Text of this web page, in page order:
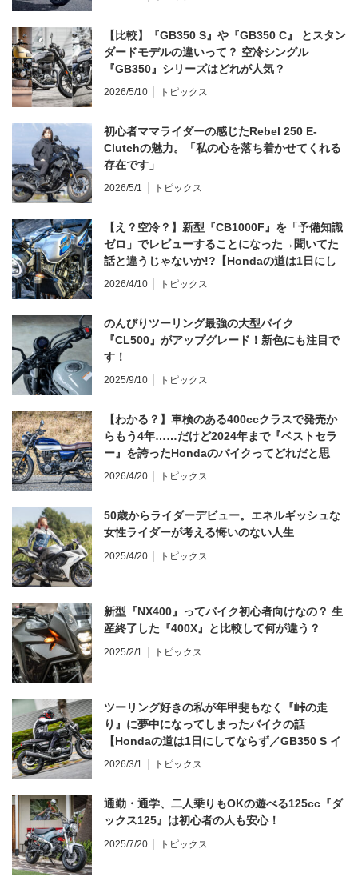
【比較】『GB350 S』や『GB350 C』 とスタン
ダードモデルの違いって？ 空冷シングル
『GB350』シリーズはどれが人気？
2026/5/10 トピックス
初心者ママライダーの感じたRebel 250 E-
Clutchの魅力。「私の心を落ち着かせてくれる
存在です」
2026/5/1 トピックス
【え？空冷？】新型『CB1000F』を「予備知識
ゼロ」でレビューすることになった→聞いてた
話と違うじゃないか!?【Hondaの道は1日にし
てならず／CB1000F ①第一印象 編】
2026/4/10 トピックス
のんびりツーリング最強の大型バイク
『CL500』がアップグレード！新色にも注目で
す！
2025/9/10 トピックス
【わかる？】車検のある400ccクラスで発売か
らもう4年……だけど2024年まで『ベストセラ
ー』を誇ったHondaのバイクってどれだと思
う？
2026/4/20 トピックス
50歳からライダーデビュー。エネルギッシュな
女性ライダーが考える悔いのない人生
2025/4/20 トピックス
新型『NX400』ってバイク初心者向けなの？ 生
産終了した『400X』と比較して何が違う？
2025/2/1 トピックス
ツーリング好きの私が年甲斐もなく『峠の走
り』に夢中になってしまったバイクの話
【Hondaの道は1日にしてならず／GB350 S イ
ンプレ・レビュー 前編】
2026/3/1 トピックス
通勤・通学、二人乗りもOKの遊べる125cc『ダ
ックス125』は初心者の人も安心！
2025/7/20 トピックス